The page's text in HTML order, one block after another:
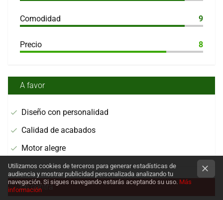
Comodidad 9
Precio 8
A favor
Diseño con personalidad
Calidad de acabados
Motor alegre
En contra
Utilizamos cookies de terceros para generar estadísticas de
audiencia y mostrar publicidad personalizada analizando tu
navegación. Si sigues navegando estarás aceptando su uso. Más
información